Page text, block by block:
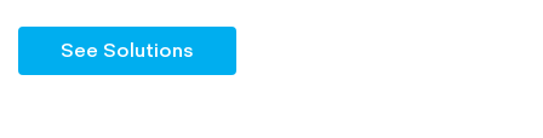
See Solutions